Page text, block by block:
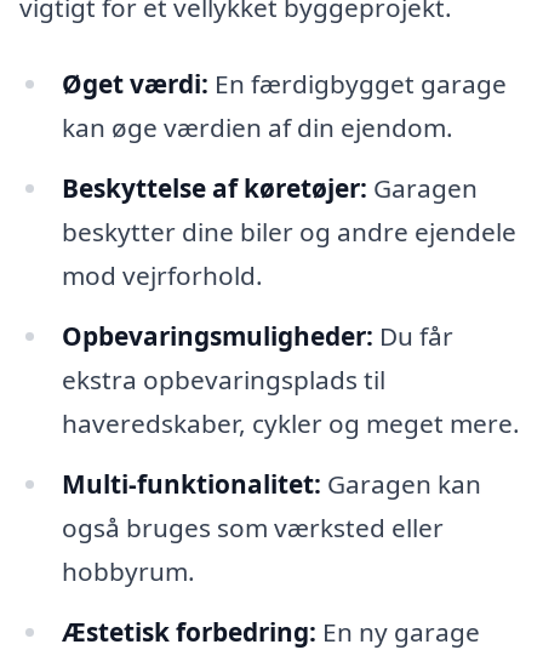
vigtigt for et vellykket byggeprojekt.
Øget værdi: En færdigbygget garage
kan øge værdien af din ejendom.
Beskyttelse af køretøjer: Garagen
beskytter dine biler og andre ejendele
mod vejrforhold.
Opbevaringsmuligheder: Du får
ekstra opbevaringsplads til
haveredskaber, cykler og meget mere.
Multi-funktionalitet: Garagen kan
også bruges som værksted eller
hobbyrum.
Æstetisk forbedring: En ny garage